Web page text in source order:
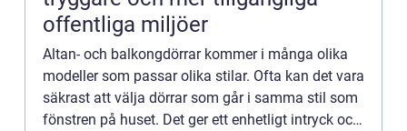
offentliga miljöer
Altan- och balkongdörrar kommer i många olika
modeller som passar olika stilar. Ofta kan det vara
säkrast att välja dörrar som går i samma stil som
fönstren på huset. Det ger ett enhetligt intryck och